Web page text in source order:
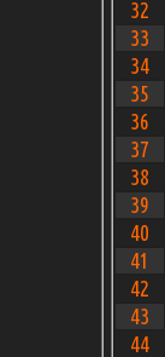
32
33
34
35
36
37
38
39
40
41
42
43
44